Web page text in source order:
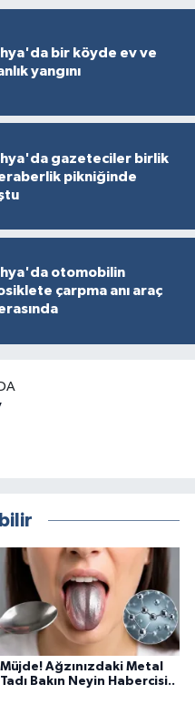
bir köyde ev ve
yangını
gazeteciler birlik
pikniğinde
otomobilin
çarpma anı araç
Müjde! Ağzınızdaki Metal
Tadı Bakın Neyin Habercisi..